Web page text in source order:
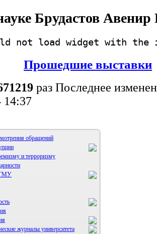
Брудастов
not load widget with the
Прошедшие выставки
раз Последнее
14:37
обращений
и терроризму
журналы университета